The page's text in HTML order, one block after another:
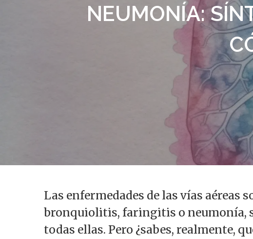
NEUMONÍA:
Las enfermedades de las vías aéreas
bronquiolitis, faringitis o neumonía,
todas ellas. Pero ¿sabes, realmente,